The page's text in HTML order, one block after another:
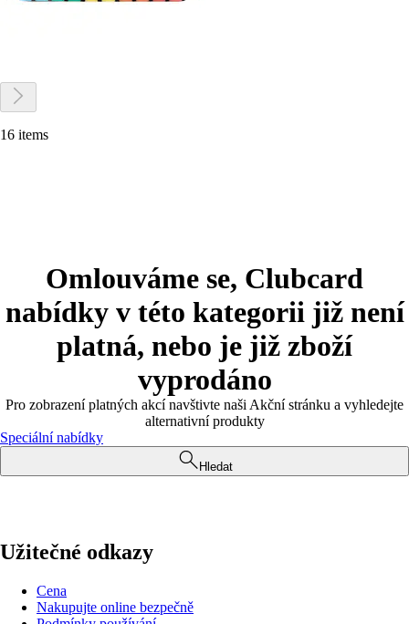
16 items
Omlouváme se, Clubcard
nabídky v této kategorii již není
platná, nebo je již zboží
vyprodáno
Pro zobrazení platných akcí navštivte naši Akční stránku a vyhledejte
alternativní produkty
Speciální nabídky
Hledat
Užitečné odkazy
Cena
Nakupujte online bezpečně